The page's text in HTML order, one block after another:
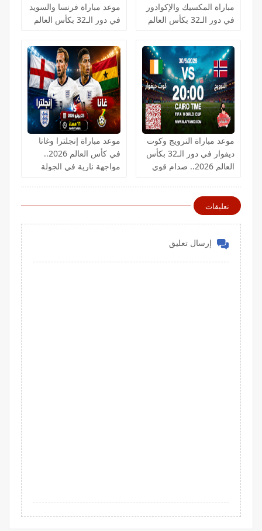
مباراة المكسيك والإكوادور
في دور الـ32 بكأس العالم
موعد مباراة فرنسا والسويد
في دور الـ32 بكأس العالم
موعد مباراة النرويج وكوت
ديفوار في دور الـ32 بكأس
العالم 2026.. صدام قوي
موعد مباراة إنجلترا وغانا
في كأس العالم 2026..
مواجهة نارية في الجولة
تعليقات
إرسال تعليق